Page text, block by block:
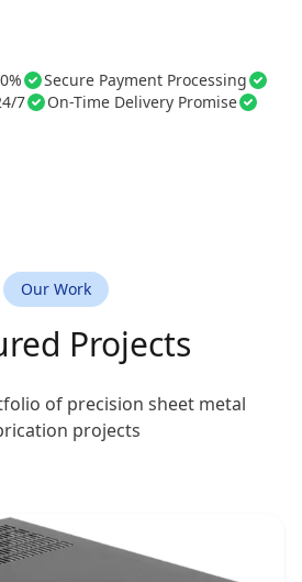
Secure Payment Processing
Guarantee
On-Time Delivery Promise
Support
Our Work
Projects
of precision sheet metal
projects.